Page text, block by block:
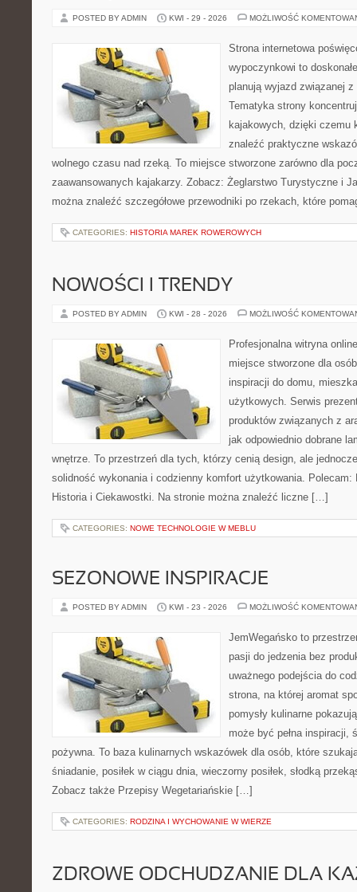
POSTED BY ADMIN KWI - 29 - 2026 MOŻLIWOŚĆ
Strona internetowa
wypoczynkowi to
planują wyjazd związanej
Tematyka strony
kajakowych, dzięki czemu
znaleźć praktyczne
wolnego czasu nad rzeką. To miejsce stworzone zarówno dla
zaawansowanych kajakarzy. Zobacz: Żeglarstwo Turystyczne i
można znaleźć szczegółowe przewodniki po rzekach, które
CATEGORIES: HISTORIA MAREK ROWEROWYCH
NOWOŚCI I TRENDY
POSTED BY ADMIN KWI - 28 - 2026 MOŻLIWOŚĆ
Profesjonalna witryna
miejsce stworzone dla
inspiracji do domu,
użytkowych. Serwis
produktów związanych z
jak odpowiednio dobrane
wnętrze. To przestrzeń dla tych, którzy cenią design, ale
solidność wykonania i codzienny komfort użytkowania. Polecam:
Historia i Ciekawostki. Na stronie można znaleźć liczne […]
CATEGORIES: NOWE TECHNOLOGIE W MEBLU
SEZONOWE INSPIRACJE
POSTED BY ADMIN KWI - 23 - 2026 MOŻLIWOŚĆ
JemWegańsko to
pasji do jedzenia bez
uważnego podejścia do
strona, na której aromat
pomysły kulinarne
może być pełna inspiracji,
pożywna. To baza kulinarnych wskazówek dla osób, które
śniadanie, posiłek w ciągu dnia, wieczorny posiłek, słodką
Zobacz także Przepisy Wegetariańskie […]
CATEGORIES: RODZINA I WYCHOWANIE W WIERZE
ZDROWE ODCHUDZANIE DLA